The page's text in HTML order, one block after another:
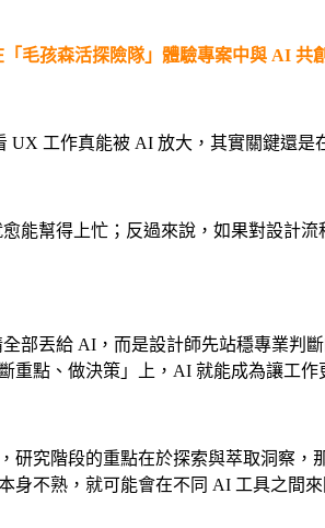
毛孩森活探險隊」體驗專案中與 AI 共
UX 工作真能被 AI 放大，其實關鍵還是
能幫得上忙；反過來說，如果對設計
部丟給 AI，而是設計師先站穩專業判
重點、做決策」上，AI 就能成為讓工作
研究階段的重點在於探索與萃取洞察
身不熟，就可能會在不同 AI 工具之間